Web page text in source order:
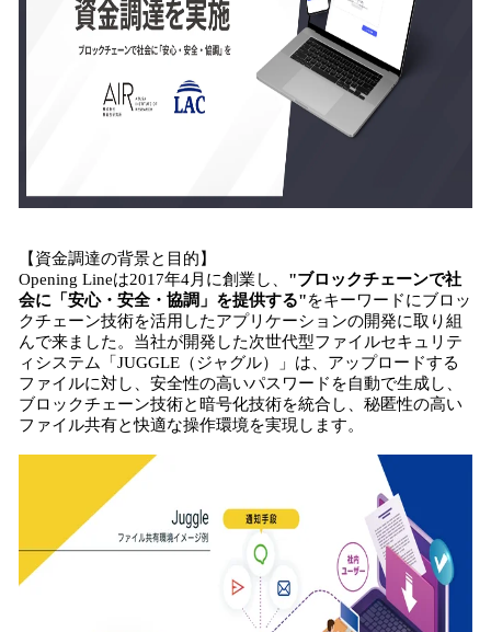
【資金調達の背景と目的】
Opening Lineは2017年4月に創業し、 "ブロックチェーンで社
会に「安心・安全・協調」を提供する"をキーワードにブロッ
クチェーン技術を活用したアプリケーションの開発に取り組
んで来ました。当社が開発した次世代型ファイルセキュリテ
ィシステム「JUGGLE（ジャグル）」は、アップロードする
ファイルに対し、安全性の高いパスワードを自動で生成し、
ブロックチェーン技術と暗号化技術を統合し、秘匿性の⾼い
ファイル共有と快適な操作環境を実現します。